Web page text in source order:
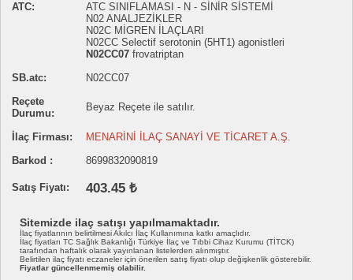
ATC:
ATC SINIFLAMASI - N - SİNİR SİSTEMİ
N02 ANALJEZİKLER
N02C MİGREN İLAÇLARI
N02CC Selectif serotonin (5HT1) agonistleri
N02CC07 frovatriptan
SB.atc:
N02CC07
Reçete
Durumu:
Beyaz Reçete ile satılır.
İlaç Firması:
MENARİNİ İLAÇ SANAYİ VE TİCARET A.Ş.
Barkod :
8699832090819
Satış Fiyatı: 403.45 ₺
Sitemizde ilaç satışı yapılmamaktadır.
İlaç fiyatlarının belirtilmesi Akılcı İlaç Kullanımına katkı amaçlıdır.
İlaç fiyatları TC Sağlık Bakanlığı Türkiye İlaç ve Tıbbi Cihaz Kurumu (TİTCK)
tarafından haftalık olarak yayınlanan listelerden alınmıştır.
Belirtilen ilaç fiyatı eczaneler için önerilen satış fiyatı olup değişkenlik gösterebilir.
Fiyatlar güncellenmemiş olabilir.